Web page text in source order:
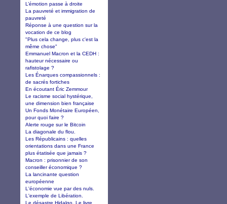
L’émotion passe à droite
La pauvreté et immigration de
pauvreté
Réponse à une question sur la
vocation de ce blog
"Plus cela change, plus c'est la
même chose"
Emmanuel Macron et la CEDH :
hauteur nécessaire ou
rafistolage ?
Les Énarques compassionnels :
de sacrés fortiches
En écoutant Éric Zemmour
Le racisme social hystérique,
une dimension bien française
Un Fonds Monétaire Européen,
pour quoi faire ?
Alerte rouge sur le Bitcoin
La diagonale du flou.
Les Républicains : quelles
orientations dans une France
plus étatisée que jamais ?
Macron : prisonnier de son
conseiller économique ?
La lancinante question
européenne
L'économie vue par des nuls.
L'exemple de Libération.
Le désastre Hidalgo. Le livre